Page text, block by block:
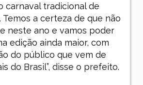
carnaval tradicional de
Temos a certeza de que não
neste ano e vamos poder
edição ainda maior, com
do público que vem de
do Brasil”, disse o prefeito.